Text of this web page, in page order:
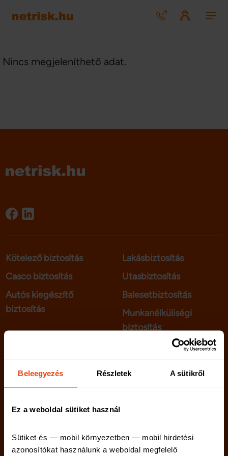
Beleegyezés Részletek A sütikről
Ez a weboldal sütiket használ
Sütiket és — mobil környezetben — mobil hirdetési
azonosítókat használunk a weboldal megfelelő
Nincs megjeleníthető adat.
Kötelező biztosítás
Casco biztosítás
Autós kiegészítő
biztosítás
Lakásbiztosítás
Utasbiztosítás
Balesetbiztosítás
Munkanélküliségi
biztosítás
telenet.hu
netriskauto.hu
Kapcsolat